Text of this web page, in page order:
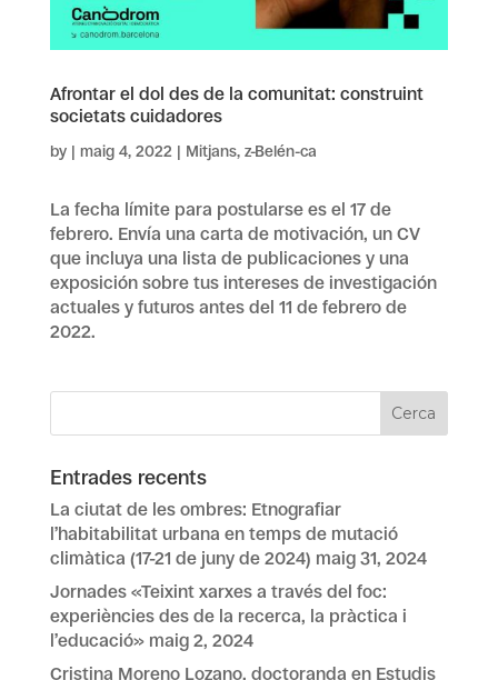
Afrontar el dol des de la comunitat: construint
societats cuidadores
by | maig 4, 2022 | Mitjans, z-Belén-ca
La fecha límite para postularse es el 17 de
febrero. Envía una carta de motivación, un CV
que incluya una lista de publicaciones y una
exposición sobre tus intereses de investigación
actuales y futuros antes del 11 de febrero de
2022.
Entrades recents
La ciutat de les ombres: Etnografiar
l’habitabilitat urbana en temps de mutació
climàtica (17-21 de juny de 2024) maig 31, 2024
Jornades «Teixint xarxes a través del foc:
experiències des de la recerca, la pràctica i
l’educació» maig 2, 2024
Cristina Moreno Lozano, doctoranda en Estudis